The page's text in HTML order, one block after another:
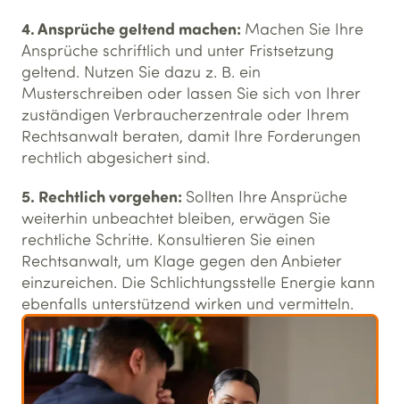
4. Ansprüche geltend machen: Machen Sie Ihre
Ansprüche schriftlich und unter Fristsetzung
geltend. Nutzen Sie dazu z. B. ein
Musterschreiben oder lassen Sie sich von Ihrer
zuständigen Verbraucherzentrale oder Ihrem
Rechtsanwalt beraten, damit Ihre Forderungen
rechtlich abgesichert sind.
5. Rechtlich vorgehen: Sollten Ihre Ansprüche
weiterhin unbeachtet bleiben, erwägen Sie
rechtliche Schritte. Konsultieren Sie einen
Rechtsanwalt, um Klage gegen den Anbieter
einzureichen. Die Schlichtungsstelle Energie kann
ebenfalls unterstützend wirken und vermitteln.